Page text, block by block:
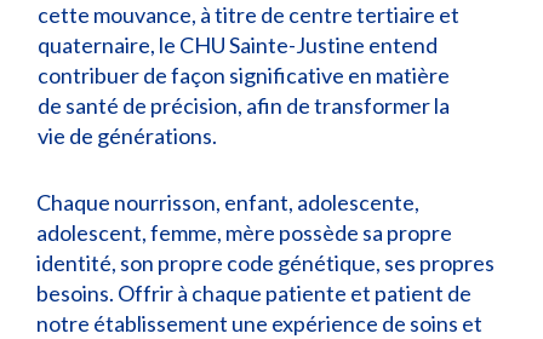
cette mouvance, à titre de centre tertiaire et
quaternaire, le CHU Sainte-Justine entend
contribuer de façon significative en matière
de santé de précision, afin de transformer la
vie de générations.
Chaque nourrisson, enfant, adolescente,
adolescent, femme, mère possède sa propre
identité, son propre code génétique, ses propres
besoins. Offrir à chaque patiente et patient de
notre établissement une expérience de soins et